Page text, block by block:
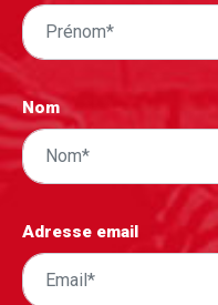
Nom
Adresse email